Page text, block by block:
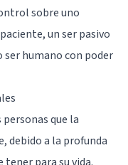
sobre uno
un ser pasivo
humano con poder
que la
debido a la profunda